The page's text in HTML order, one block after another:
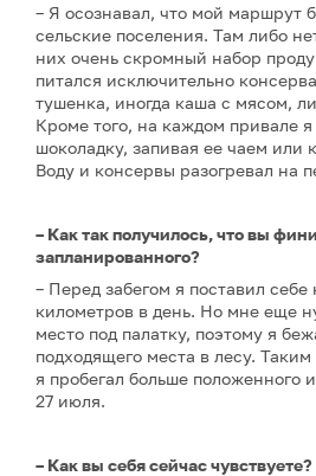
– Я осознавал, что мой маршрут
сельские поселения. Там либо
них очень скромный набор
питался исключительно
тушенка, иногда каша с мясом,
Кроме того, на каждом привале я
шоколадку, запивая ее чаем или
Воду и консервы разогревал на
– Как так получилось, что вы
запланированного?
– Перед забегом я поставил себе
километров в день. Но мне еще
место под палатку, поэтому я
подходящего места в лесу.
я пробегал больше
27 июля.
– Как вы себя сейчас чувствуете?